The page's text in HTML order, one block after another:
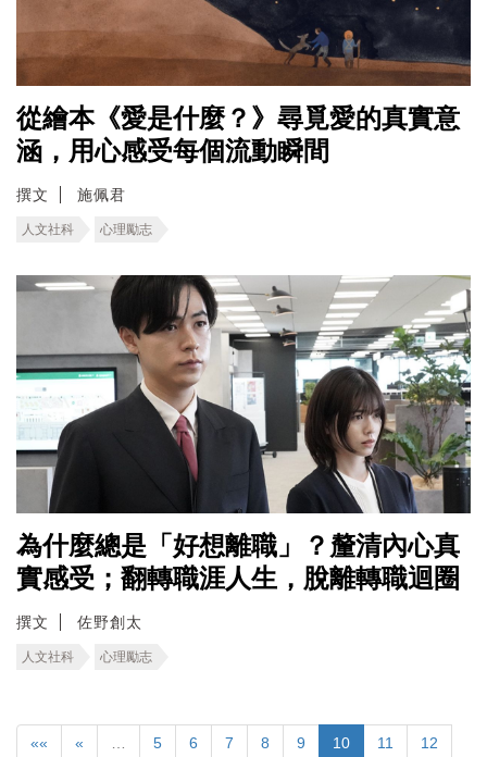
從繪本《愛是什麼？》尋覓愛的真實意
涵，用心感受每個流動瞬間
撰文 施佩君
人文社科 心理勵志
為什麼總是「好想離職」？釐清內心真
實感受；翻轉職涯人生，脫離轉職迴圈
撰文 佐野創太
人文社科 心理勵志
«« « 5 6 7 8 9 10 11 12